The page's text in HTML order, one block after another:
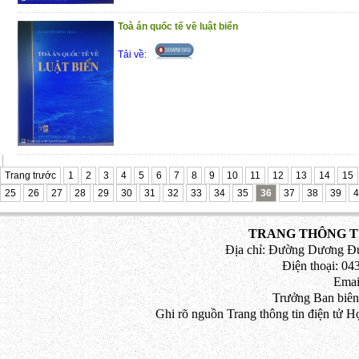
Toà án quốc tế về luật biển
Tải về:
Trang trước 1 2 3 4 5 6 7 8 9 10 11 12 13 14
15
25
26 27 28 29 30 31 32 33 34 35 36 37 38 39
TRANG THÔNG
Địa chỉ: Đường Dương
Điện thoại:
Trưởng Ban
Ghi rõ nguồn Trang thông tin điện tử